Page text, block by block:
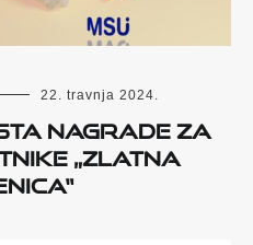
22. travnja 2024.
nagrade za
„Zlatna